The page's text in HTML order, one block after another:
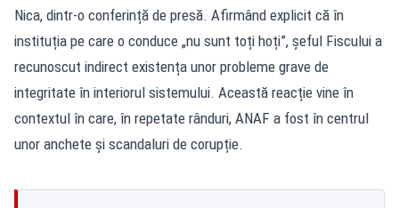
Nica, dintr-o conferință de presă. Afirmând explicit că în
instituția pe care o conduce „nu sunt toți hoți”, șeful Fiscului a
recunoscut indirect existența unor probleme grave de
integritate în interiorul sistemului. Această reacție vine în
contextul în care, în repetate rânduri, ANAF a fost în centrul
unor anchete și scandaluri de corupție.